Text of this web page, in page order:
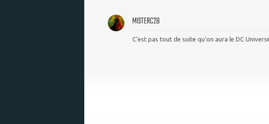
MISTERC28
C'est pas tout de suite qu'on aura le DC Universe